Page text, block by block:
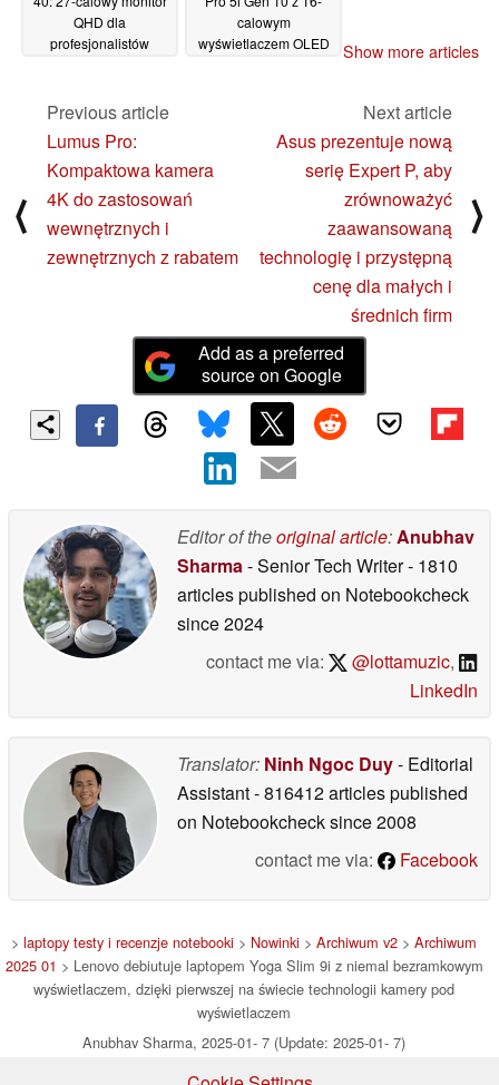
QHD dla
profesjonalistów
calowym
wyświetlaczem OLED
Show more articles
⟨
Previous article
Lumus Pro:
Kompaktowa kamera
4K do zastosowań
wewnętrznych i
zewnętrznych z rabatem
Next article
Asus prezentuje nową
serię Expert P, aby
zrównoważyć
zaawansowaną
technologię i przystępną
cenę dla małych i
średnich firm
⟩
Add as a preferred
source on Google
Editor of theoriginal article:Anubhav
Sharma- Senior Tech Writer- 1810
articles published on Notebookcheck
since 2024
contact me via:
@lottamuzic,
LinkedIn
Translator: Ninh Ngoc Duy- Editorial
Assistant- 816412 articles published
on Notebookchecksince 2008
contact me via:
Facebook
> laptopy testy i recenzje notebooki > Nowinki > Archiwum v2 > Archiwum
2025 01 > Lenovo debiutuje laptopem Yoga Slim 9i z niemal bezramkowym
wyświetlaczem, dzięki pierwszej na świecie technologii kamery pod
wyświetlaczem
Anubhav Sharma, 2025-01- 7 (Update: 2025-01- 7)